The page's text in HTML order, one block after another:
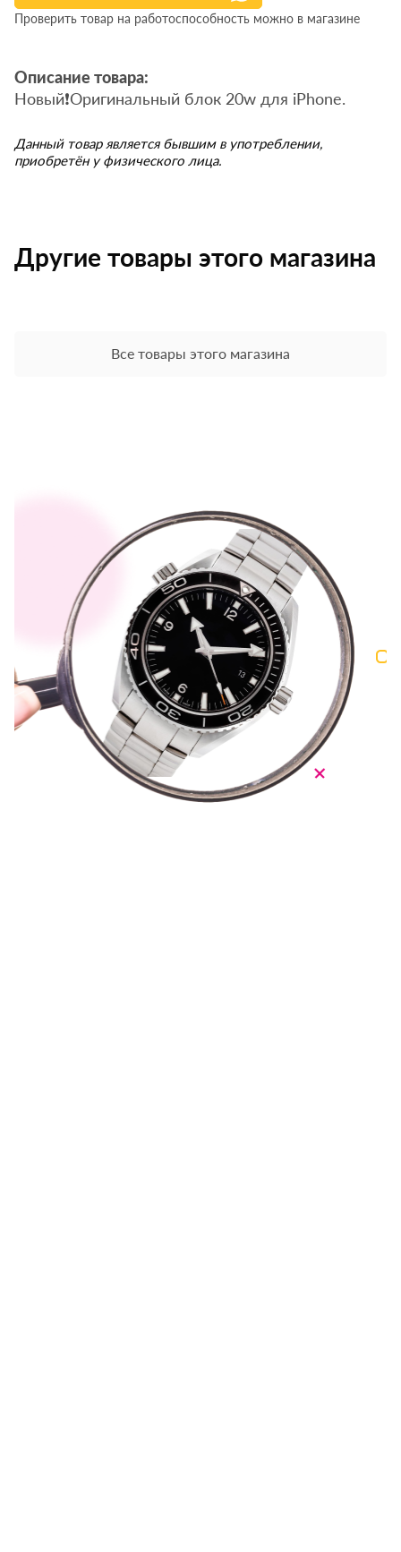
Проверить товар на работоспособность можно в магазине
Описание товара:
Новый❗️Оригинальный блок 20w для iPhone.
Данный товар является бывшим в употреблении,
приобретён у физического лица.
Другие товары этого магазина
Все товары этого магазина